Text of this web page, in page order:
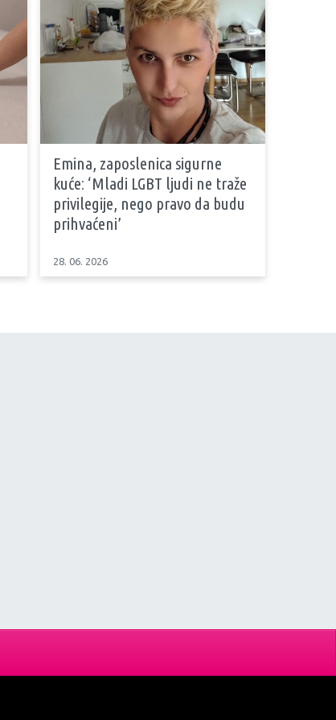
Emina, zaposlenica sigurne
kuće: ‘Mladi LGBT ljudi ne traže
privilegije, nego pravo da budu
prihvaćeni’
28. 06. 2026